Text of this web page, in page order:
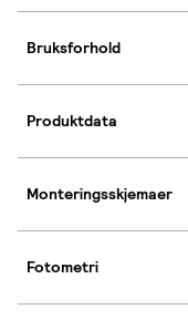
Bruksforhold
Produktdata
Monteringsskjemaer
Fotometri